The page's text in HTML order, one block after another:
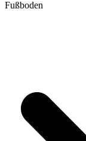
Fußboden